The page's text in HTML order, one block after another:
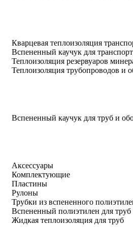
Кварцевая теплоизоляция
Вспененный каучук для
Теплоизоляция резервуаров
Теплоизоляция трубопроводов и
Вспененный каучук для труб и
Аксессуары
Комплектующие
Пластины
Рулоны
Трубки из вспененного
Вспененный полиэтилен для труб
Жидкая теплоизоляция для труб